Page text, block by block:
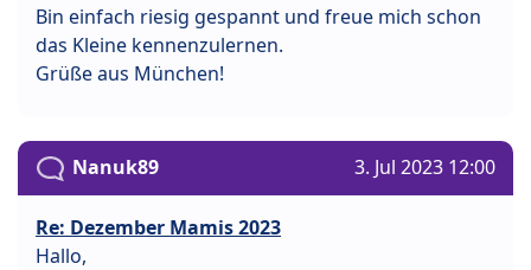
Bin einfach riesig gespannt und freue mich schon
das Kleine kennenzulernen.
Grüße aus München!
Nanuk89 3. Jul 2023 12:00
Re: Dezember Mamis 2023
Hallo,